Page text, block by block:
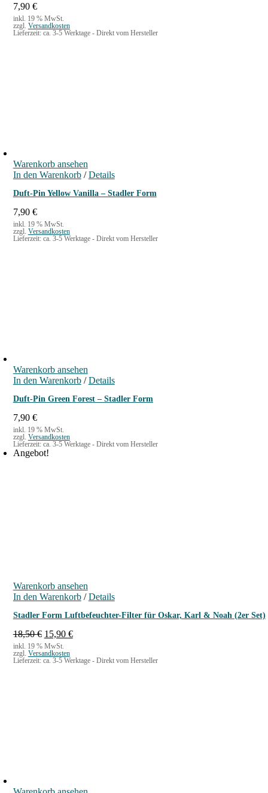
a
r
:
0
7,90 €
inkl. 19 % MwSt.
zzgl. Versandkosten
Lieferzeit: ca. 3-5 Werktage - Direkt vom Hersteller
Warenkorb ansehen
In den Warenkorb / Details
Duft-Pin Yellow Vanilla – Stadler Form
7,90 €
inkl. 19 % MwSt.
zzgl. Versandkosten
Lieferzeit: ca. 3-5 Werktage - Direkt vom Hersteller
Warenkorb ansehen
In den Warenkorb / Details
Duft-Pin Green Forest – Stadler Form
7,90 €
inkl. 19 % MwSt.
zzgl. Versandkosten
Lieferzeit: ca. 3-5 Werktage - Direkt vom Hersteller
Angebot!
Warenkorb ansehen
In den Warenkorb / Details
Stadler Form Luftbefeuchter-Filter für Oskar, Karl & Noah (2er Set)
18,50€ U
r
s
p
15,90 €A
u
inkl. 19 % MwSt.
zzgl. Versandkosten
Lieferzeit: ca. 3-5 Werktage - Direkt vom Hersteller